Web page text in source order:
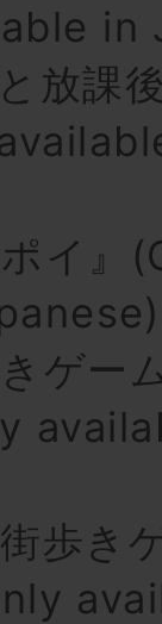
in
放課
イ』
ゲー
歩き